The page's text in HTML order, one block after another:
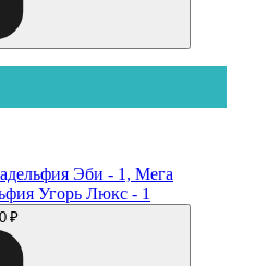
Эби - 1, Мега
Угорь Люкс - 1
₽